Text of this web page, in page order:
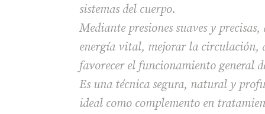
sistemas del cuerpo.
Mediante presiones suaves y
energía vital, mejorar la circulación,
favorecer el funcionamiento general
Es una técnica segura, natural y
ideal como complemento en